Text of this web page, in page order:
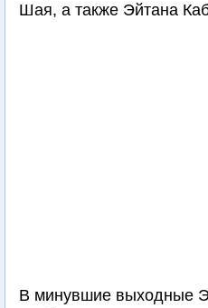
Шая, а также Эйтана
В минувшие выходные